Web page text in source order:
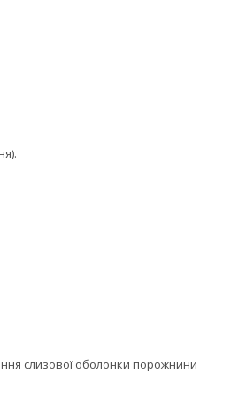
слизової оболонки порожнини